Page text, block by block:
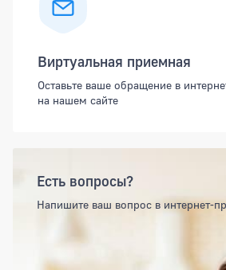
Виртуальная приемная
Оставьте ваше обращение в
на нашем сайте
Есть вопросы?
Напишите ваш вопрос в интернет-